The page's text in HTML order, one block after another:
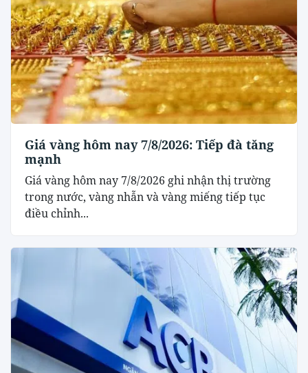
Giá vàng hôm nay 7/8/2026: Tiếp đà tăng
mạnh
Giá vàng hôm nay 7/8/2026 ghi nhận thị trường
trong nước, vàng nhẫn và vàng miếng tiếp tục
điều chỉnh...